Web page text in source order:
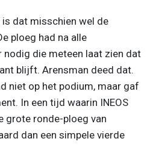
is dat misschien wel de
ploeg had na alle
nodig die meteen laat zien dat
blijft. Arensman deed dat.
niet op het podium, maar gaf
In een tijd waarin INEOS
grote ronde-ploeg van
dan een simpele vierde